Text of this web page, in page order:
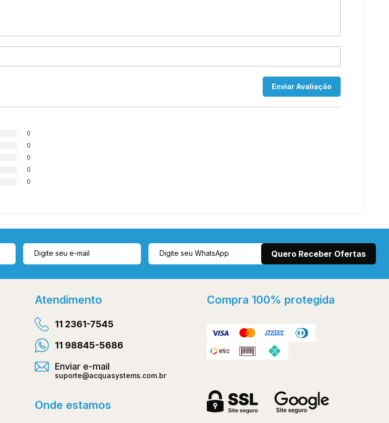
0
0
0
0
0
Atendimento
11 2361-7545
11 98845-5686
Enviar e-mail
suporte@acquasystems.com.br
Onde estamos
Compra 100% protegida